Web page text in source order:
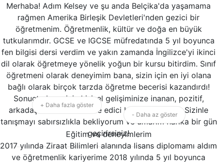
Merhaba! Adım Kelsey ve şu anda Belçika'da yaşamama
rağmen Amerika Birleşik Devletleri'nden gezici bir
öğretmenim. Öğretmenlik, kültür ve doğa en büyük
tutkularımdır. GCSE ve IGCSE müfredatında 5 yıl boyunca
fen bilgisi dersi verdim ve yakın zamanda İngilizce'yi ikinci
dil olarak öğretmeye yönelik yoğun bir kursu bitirdim. Sınıf
öğretmeni olarak deneyimim bana, sizin için en iyi olana
bağlı olarak birçok tarzda öğretme becerisi kazandırdı!
Sonuçta ben sizin kişisel gelişiminize inanan, pozitif,
arkadaş canlısı ve motive edici bir öğretmenim. Sizinle
tanışmayı sabırsızlıkla bekliyorum ve umarım harika bir gün
geçirirsiniz!
+ Daha fazla göster
- Daha az göster
Eğitim ve deneyimlerim
2017 yılında Ziraat Bilimleri alanında lisans diplomamı aldım
ve öğretmenlik kariyerime 2018 yılında 5 yıl boyunca